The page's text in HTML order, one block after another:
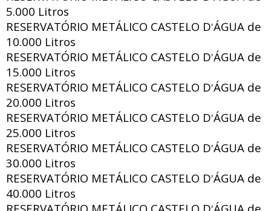
5.000 Litros
RESERVATÓRIO METÁLICO CASTELO D'ÁGUA de
10.000 Litros
RESERVATÓRIO METÁLICO CASTELO D'ÁGUA de
15.000 Litros
RESERVATÓRIO METÁLICO CASTELO D'ÁGUA de
20.000 Litros
RESERVATÓRIO METÁLICO CASTELO D'ÁGUA de
25.000 Litros
RESERVATÓRIO METÁLICO CASTELO D'ÁGUA de
30.000 Litros
RESERVATÓRIO METÁLICO CASTELO D'ÁGUA de
40.000 Litros